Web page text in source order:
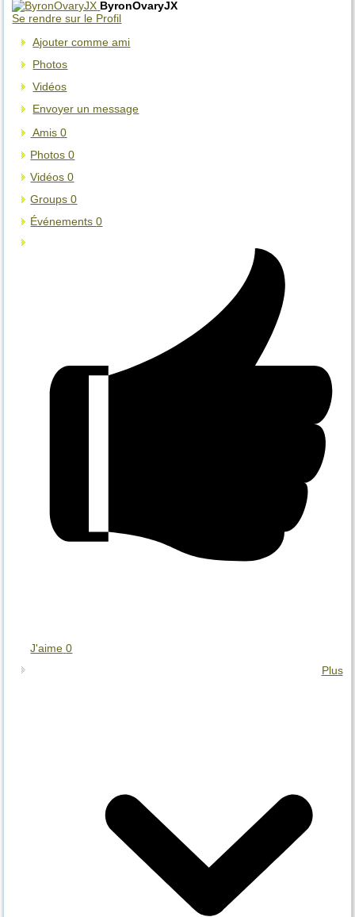
ByronOvaryJX
Se rendre sur le Profil
Ajouter comme ami
Photos
Vidéos
Envoyer un message
Amis0
Photos0
Vidéos0
Groups0
Événements0
J'aime 0
Plus